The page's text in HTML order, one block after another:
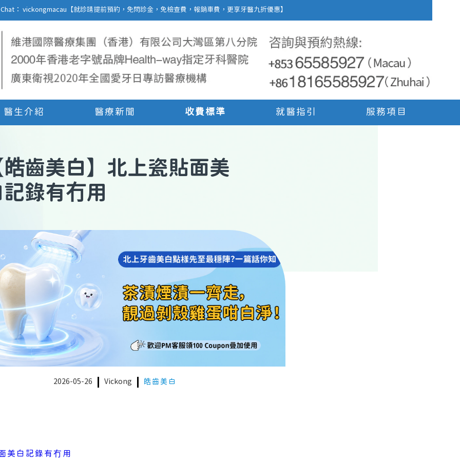
： vickongmacau【就診請提前預約，免問診金，免檢查費，報銷車費，更享牙醫九折優惠】
醫生介紹 醫療新聞 收費標準 就醫指引 服務項目
皓齒美白】 北上瓷貼面美
錄有冇用
2026-05-26 Vickong 皓齒美白
美白記錄有冇用